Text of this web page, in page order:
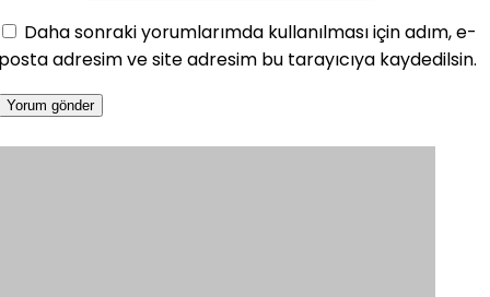
Daha sonraki yorumlarımda kullanılması için adım, e-
adresim ve site adresim bu tarayıcıya kaydedilsin.